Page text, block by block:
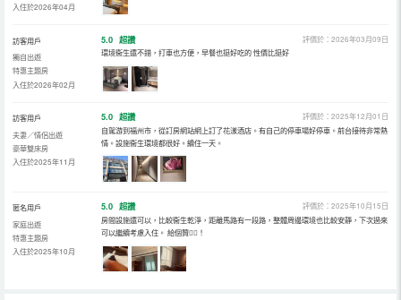
入住於2026年04月
訪客用戶
獨自出遊
特惠主題房
入住於2026年02月
5.0 超讚
評價於：2026年03月09日
環境衞生還不錯，打車也方便，早餐也挺好吃的 性價比挺好
訪客用戶
夫妻／情侶出遊
豪華雙床房
入住於2025年11月
5.0 超讚
評價於：2025年12月01日
自駕游到福州市，從訂房網站網上訂了花漾酒店。有自己的停車場好停車。前台接待非常熱
情。設施衞生環境都很好。續住一天。
匿名用戶
家庭出遊
特惠主題房
入住於2025年10月
5.0 超讚
評價於：2025年10月15日
房間設施還可以，比較衞生乾淨，距離馬路有一段路，整體周邊環境也比較安靜，下次過來
可以繼續考慮入住。 給個贊👍🏻！